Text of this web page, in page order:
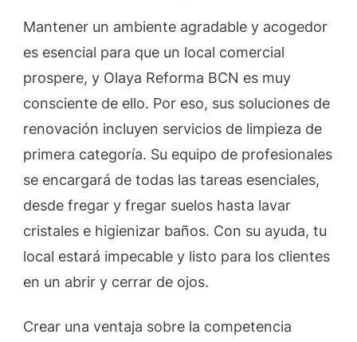
Mantener un ambiente agradable y acogedor
es esencial para que un local comercial
prospere, y Olaya Reforma BCN es muy
consciente de ello. Por eso, sus soluciones de
renovación incluyen servicios de limpieza de
primera categoría. Su equipo de profesionales
se encargará de todas las tareas esenciales,
desde fregar y fregar suelos hasta lavar
cristales e higienizar baños. Con su ayuda, tu
local estará impecable y listo para los clientes
en un abrir y cerrar de ojos.
Crear una ventaja sobre la competencia